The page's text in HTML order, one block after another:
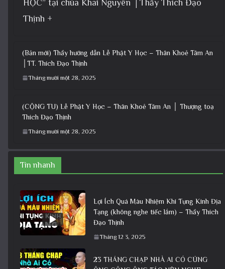
HỌC” tại chùa Khai Nguyên │Thầy Thích Đạo
Thịnh +
(Bản mới) Thầy hướng dẫn Lễ Phật Y Học – Thân Khoẻ Tâm An
│TT. Thích Đạo Thịnh
Tháng mười một 28, 2025
(CỘNG TU) Lễ Phật Y Học – Thân Khoẻ Tâm An │ Thượng toạ
Thích Đạo Thịnh
Tháng mười một 28, 2025
Tin nhanh
Lợi Ích Quá Màu Nhiệm Khi Tụng Kinh Địa
Tạng (không nghe tiếc lắm) – Thầy Thích
Đạo Thịnh
Tháng 12 3, 2025
23 THÁNG CHẠP NHÀ AI CÓ CÚNG